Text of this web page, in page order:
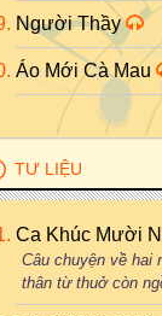
Người Thầy
Áo Mới Cà Mau
TƯ LIỆU
Ca Khúc Mười
Câu chuyện về hai
thân từ thuở còn